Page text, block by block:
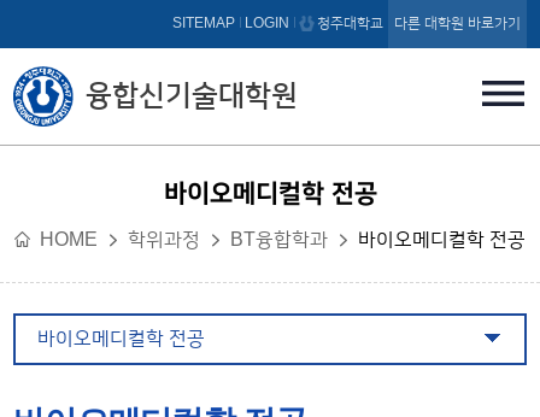
본문 바로가기
융합신기술대학원
SITEMAP LOGIN 청주대학교 다른 대학원 바로가기
바이오메디컬학 전공
HOME 학위과정 BT융합학과 바이오메디컬학 전공
바이오메디컬학 전공